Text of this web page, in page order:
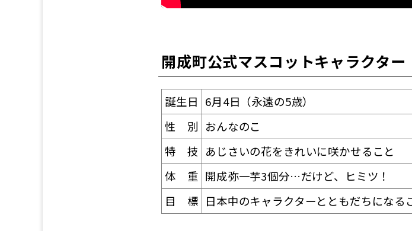
開成町公式マスコットキャラクタ
誕生日 6月4日（永遠の5歳）
性 別 おんなのこ
特 技 あじさいの花をきれいに咲かせること
体 重 開成弥一芋3個分…だけど、ヒミツ！
目 標 日本中のキャラクターとともだちになる